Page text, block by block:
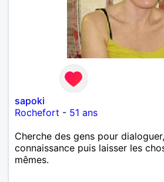
sapoki
Rochefort - 51 ans
Cherche des gens pour
connaissance puis laisser les
mêmes.